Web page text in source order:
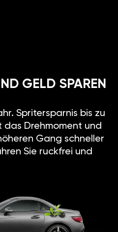
GELD SPAREN
Spritersparnis bis zu
das Drehmoment und
Gang schneller
Sie ruckfrei und